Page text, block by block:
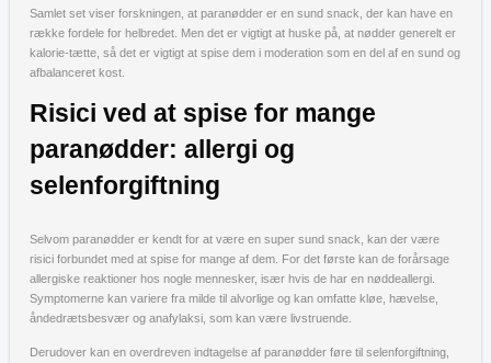
Samlet set viser forskningen, at paranødder er en sund snack, der kan have en
række fordele for helbredet. Men det er vigtigt at huske på, at nødder generelt er
kalorie-tætte, så det er vigtigt at spise dem i moderation som en del af en sund og
afbalanceret kost.
Risici ved at spise for mange
paranødder: allergi og
selenforgiftning
Selvom paranødder er kendt for at være en super sund snack, kan der være
risici forbundet med at spise for mange af dem. For det første kan de forårsage
allergiske reaktioner hos nogle mennesker, især hvis de har en nøddeallergi.
Symptomerne kan variere fra milde til alvorlige og kan omfatte kløe, hævelse,
åndedrætsbesvær og anafylaksi, som kan være livstruende.
Derudover kan en overdreven indtagelse af paranødder føre til selenforgiftning,